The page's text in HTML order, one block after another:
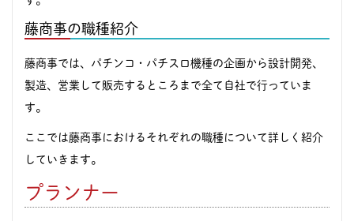
藤商事の職種紹介
藤商事では、パチンコ・パチスロ機種の企画から設計開発、
製造、営業して販売するところまで全て自社で行っていま
す。
ここでは藤商事におけるそれぞれの職種について詳しく紹介
していきます。
プランナー